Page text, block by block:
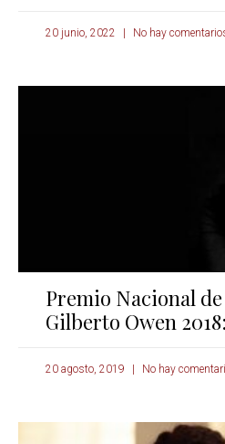
20 junio, 2022 No hay
Premio Nacional
Gilberto Owen
20 agosto, 2019 No hay